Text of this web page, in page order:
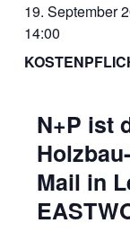
19. September
14:00
N+P ist
Mail in